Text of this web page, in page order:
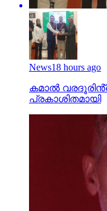
News18 hours ago
കമാൽ
പ്രകാശിതമായി